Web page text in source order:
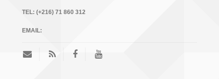
TEL: (+216) 71 860 312
EMAIL: